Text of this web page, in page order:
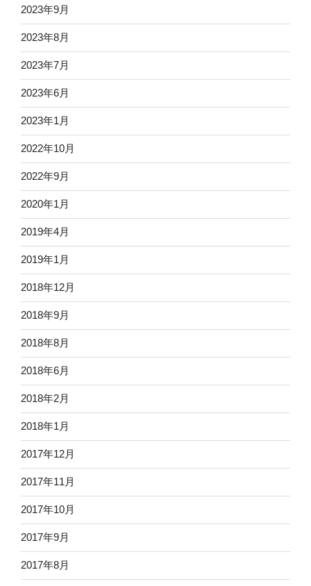
2023年9月
2023年8月
2023年7月
2023年6月
2023年1月
2022年10月
2022年9月
2020年1月
2019年4月
2019年1月
2018年12月
2018年9月
2018年8月
2018年6月
2018年2月
2018年1月
2017年12月
2017年11月
2017年10月
2017年9月
2017年8月